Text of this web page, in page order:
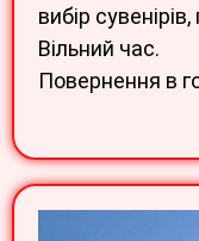
вибір
Вільний час.
Повернення в